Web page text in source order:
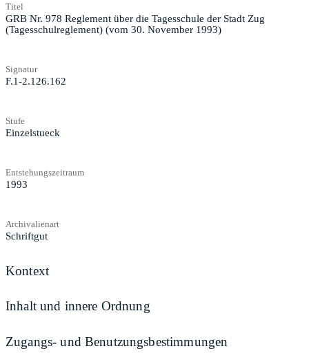
Titel
GRB Nr. 978 Reglement über die Tagesschule der Stadt Zug
(Tagesschulreglement) (vom 30. November 1993)
Signatur
F.1-2.126.162
Stufe
Einzelstueck
Entstehungszeitraum
1993
Archivalienart
Schriftgut
Kontext
Inhalt und innere Ordnung
Zugangs- und Benutzungsbestimmungen